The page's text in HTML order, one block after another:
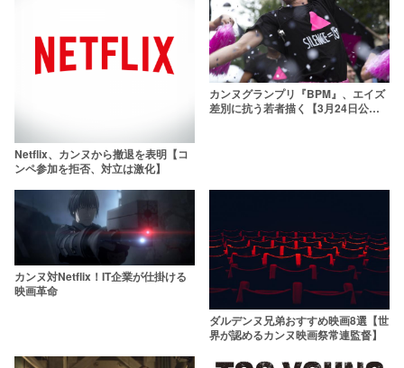
Netflix、カンヌから撤退を表明【コ
ンペ参加を拒否、対立は激化】
カンヌグランプリ『BPM』、エイズ
差別に抗う若者描く【3月24日公
カンヌ対Netflix！IT企業が仕掛ける
映画革命
ダルデンヌ兄弟おすすめ映画8選【世
界が認めるカンヌ映画祭常連監督】